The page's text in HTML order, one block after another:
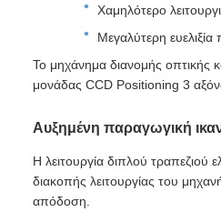
Χαμηλότερο
Μεγαλύτερη
Το μηχάνημα διανομής οπτικής
μονάδας CCD Positioning 3
Αυξημένη παραγωγική
Η λειτουργία διπλού τραπεζιού
διακοπής λειτουργίας του
απόδοση.